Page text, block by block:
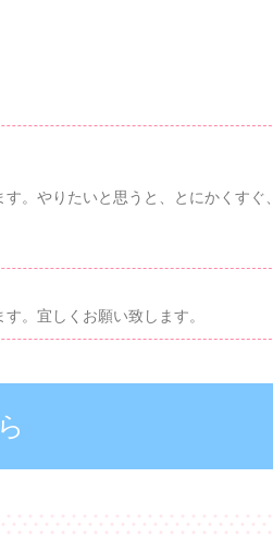
。やりたいと思うと、とにかくすぐ、
。宜しくお願い致します。